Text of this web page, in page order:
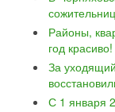
Районы,
год красиво!
За
С 1 января